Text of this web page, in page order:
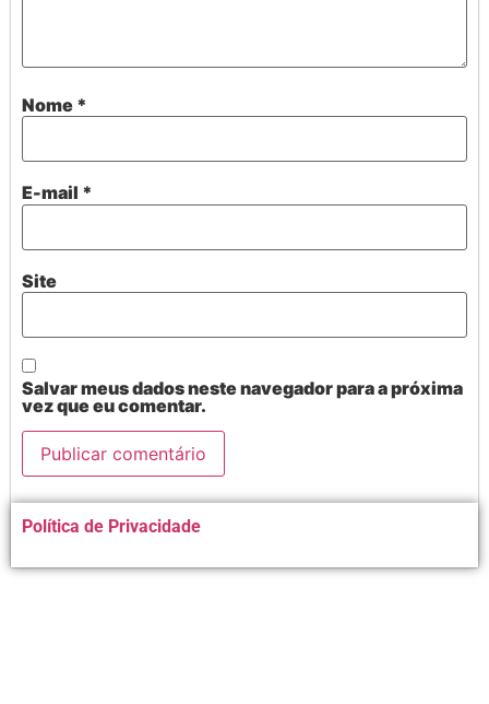
Nome *
E-mail *
Site
Salvar meus dados neste navegador para a próxima
vez que eu comentar.
Alternative:
Política de Privacidade